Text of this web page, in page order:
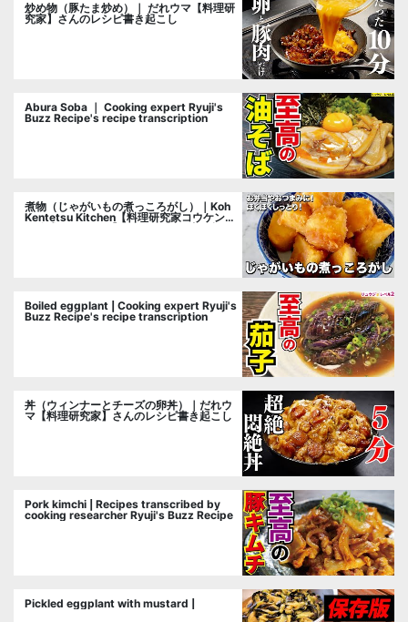
炒め物（豚たま炒め）｜ だれウマ【料理研
究家】さんのレシピ書き起こし
Abura Soba ｜ Cooking expert Ryuji's
Buzz Recipe's recipe transcription
煮物（じゃがいもの煮っころがし）｜Koh
Kentetsu Kitchen【料理研究家コウケンテ
Boiled eggplant | Cooking expert Ryuji's
Buzz Recipe's recipe transcription
丼（ウィンナーとチーズの卵丼）｜だれウ
マ【料理研究家】さんのレシピ書き起こし
Pork kimchi | Recipes transcribed by
cooking researcher Ryuji's Buzz Recipe
Pickled eggplant with mustard |